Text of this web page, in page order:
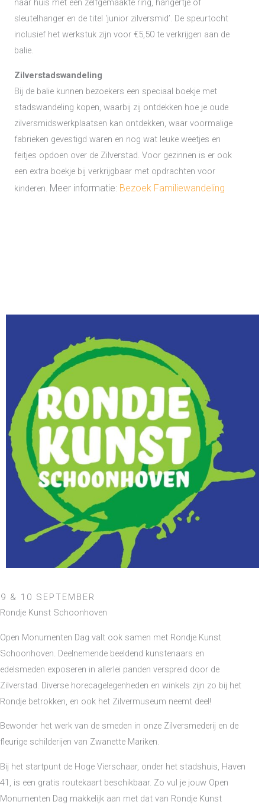
naar huis met een zelfgemaakte ring, hangertje of
sleutelhanger en de titel ‘junior zilversmid’. De speurtocht
inclusief het werkstuk zijn voor €5,50 te verkrijgen aan de
balie.
Zilverstadswandeling
Bij de balie kunnen bezoekers een speciaal boekje met
stadswandeling kopen, waarbij zij ontdekken hoe je oude
zilversmidswerkplaatsen kan ontdekken, waar voormalige
fabrieken gevestigd waren en nog wat leuke weetjes en
feitjes opdoen over de Zilverstad. Voor gezinnen is er ook
een extra boekje bij verkrijgbaar met opdrachten voor
kinderen. Meer informatie: Bezoek Familiewandeling
9 & 10 SEPTEMBER
Rondje Kunst Schoonhoven
Open Monumenten Dag valt ook samen met Rondje Kunst
Schoonhoven. Deelnemende beeldend kunstenaars en
edelsmeden exposeren in allerlei panden verspreid door de
Zilverstad. Diverse horecagelegenheden en winkels zijn zo bij het
Rondje betrokken, en ook het Zilvermuseum neemt deel!
Bewonder het werk van de smeden in onze Zilversmederij en de
fleurige schilderijen van Zwanette Mariken.
Bij het startpunt de Hoge Vierschaar, onder het stadshuis, Haven
41, is een gratis routekaart beschikbaar. Zo vul je jouw Open
Monumenten Dag makkelijk aan met dat van Rondje Kunst